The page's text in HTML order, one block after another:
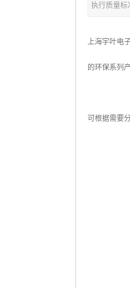
执行质量标
上海宇叶电
的环保系列
可根据需要